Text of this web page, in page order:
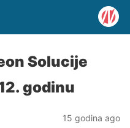
Solucije
godinu
15 godina ago